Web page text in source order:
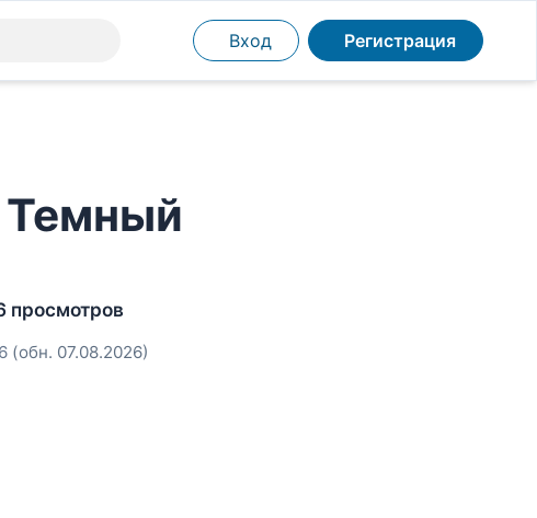
Вход Регистрация
Темный
просмотров
(обн. 07.08.2026)